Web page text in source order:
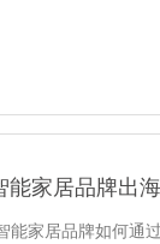
家居品牌出海
能家居品牌如何通